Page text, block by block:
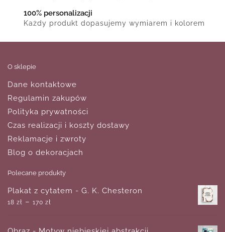
100% personalizacji
Każdy produkt dopasujemy wymiarem i kolorem
O sklepie
Dane kontaktowe
Regulamin zakupów
Polityka prywatności
Czas realizacji i koszty dostawy
Reklamacje i zwroty
Blog o dekoracjach
Polecane produkty
Plakat z cytatem - G. K. Chesteron
18 zł – 170 zł